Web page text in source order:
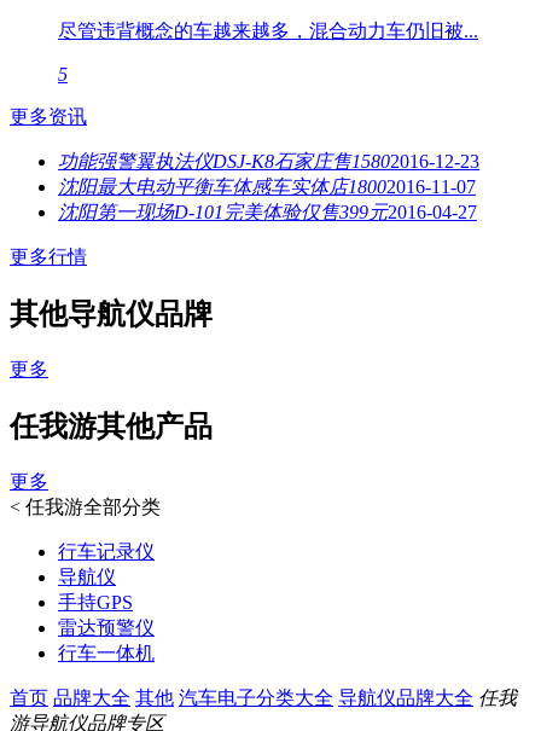
尽管违背概念的车越来越多，混合动力车仍旧被...
5
更多资讯
功能强警翼执法仪DSJ-K8石家庄售15802016-12-23
沈阳最大电动平衡车体感车实体店18002016-11-07
沈阳第一现场D-101完美体验仅售399元2016-04-27
更多行情
其他导航仪品牌
更多
任我游其他产品
更多
< 任我游全部分类
行车记录仪
导航仪
手持GPS
雷达预警仪
行车一体机
首页 品牌大全 其他 汽车电子分类大全 导航仪品牌大全 任我
游导航仪品牌专区